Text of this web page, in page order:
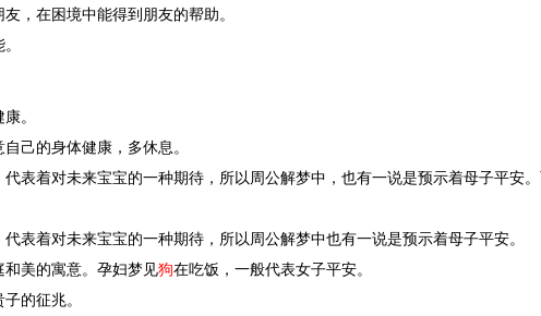
，在困境中能得到朋友的帮助。
。
己的身体健康，多休息。
代表着对未来宝宝的一种期待，所以周公解梦中，也有一说是预示着母子平安
代表着对未来宝宝的一种期待，所以周公解梦中也有一说是预示着母子平安。
美的寓意。孕妇梦见狗在吃饭，一般代表女子平安。
的征兆。